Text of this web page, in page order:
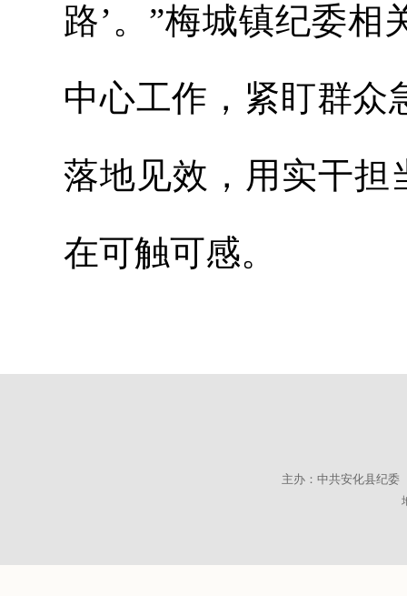
路’。”梅城镇纪委
中心工作，紧盯群众
落地见效，用实干担
在可触可感。